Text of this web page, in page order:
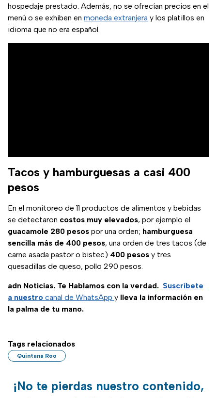
hospedaje prestado. Además, no se ofrecían precios en el
menú o se exhiben en moneda extranjera y los platillos en
idioma que no era español.
Tacos y hamburguesas a casi 400
pesos
En el monitoreo de 11 productos de alimentos y bebidas
se detectaron costos muy elevados, por ejemplo el
guacamole 280 pesos por una orden; hamburguesa
sencilla más de 400 pesos, una orden de tres tacos (de
carne asada pastor o bistec) 400 pesos y tres
quesadillas de queso, pollo 290 pesos.
adn Noticias. Te Hablamos con la verdad. Suscríbete
a nuestro canal de WhatsApp y lleva la información en
la palma de tu mano.
Tags relacionados
Quintana Roo
¡No te pierdas nuestro contenido,